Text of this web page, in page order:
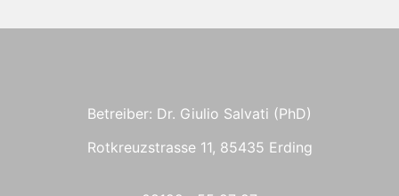
Betreiber: Dr. Giulio Salvati (PhD)
Rotkreuzstrasse 11, 85435 Erding